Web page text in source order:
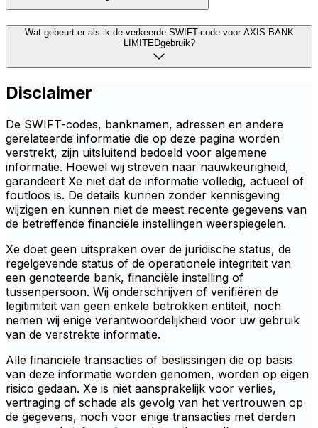
Wat gebeurt er als ik de verkeerde SWIFT-code voor AXIS BANK
LIMITEDgebruik?
Disclaimer
De SWIFT-codes, banknamen, adressen en andere
gerelateerde informatie die op deze pagina worden
verstrekt, zijn uitsluitend bedoeld voor algemene
informatie. Hoewel wij streven naar nauwkeurigheid,
garandeert Xe niet dat de informatie volledig, actueel of
foutloos is. De details kunnen zonder kennisgeving
wijzigen en kunnen niet de meest recente gegevens van
de betreffende financiële instellingen weerspiegelen.
Xe doet geen uitspraken over de juridische status, de
regelgevende status of de operationele integriteit van
een genoteerde bank, financiële instelling of
tussenpersoon. Wij onderschrijven of verifiëren de
legitimiteit van geen enkele betrokken entiteit, noch
nemen wij enige verantwoordelijkheid voor uw gebruik
van de verstrekte informatie.
Alle financiële transacties of beslissingen die op basis
van deze informatie worden genomen, worden op eigen
risico gedaan. Xe is niet aansprakelijk voor verlies,
vertraging of schade als gevolg van het vertrouwen op
de gegevens, noch voor enige transacties met derden